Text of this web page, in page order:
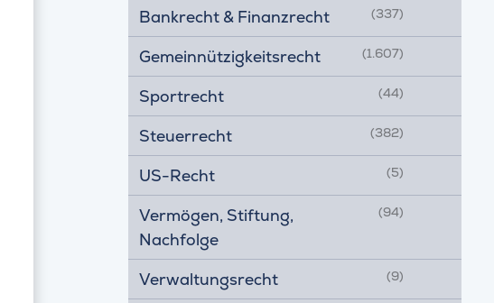
Bankrecht & Finanzrecht (337)
Gemeinnützigkeitsrecht (1.607)
Sportrecht (44)
Steuerrecht (382)
US-Recht (5)
Vermögen, Stiftung,
Nachfolge
(94)
Verwaltungsrecht (9)